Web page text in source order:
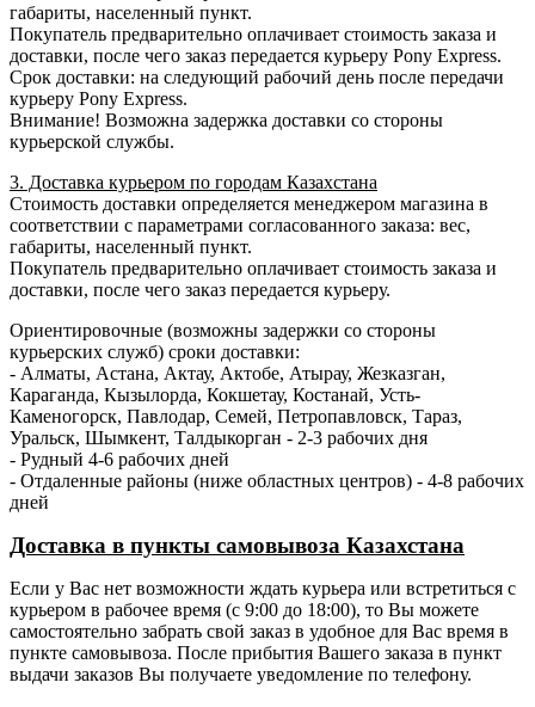
габариты, населенный пункт.
Покупатель предварительно оплачивает стоимость заказа и
доставки, после чего заказ передается курьеру Pony Express.
Срок доставки: на следующий рабочий день после передачи
курьеру Pony Express.
Внимание! Возможна задержка доставки со стороны
курьерской службы.
3. Доставка курьером по городам Казахстана
Стоимость доставки определяется менеджером магазина в
соответствии с параметрами согласованного заказа: вес,
габариты, населенный пункт.
Покупатель предварительно оплачивает стоимость заказа и
доставки, после чего заказ передается курьеру.
Ориентировочные (возможны задержки со стороны
курьерских служб) сроки доставки:
- Алматы, Астана, Актау, Актобе, Атырау, Жезказган,
Караганда, Кызылорда, Кокшетау, Костанай, Усть-
Каменогорск, Павлодар, Семей, Петропавловск, Тараз,
Уральск, Шымкент, Талдыкорган - 2-3 рабочих дня
- Рудный 4-6 рабочих дней
- Отдаленные районы (ниже областных центров) - 4-8 рабочих
дней
Доставка в пункты самовывоза Казахстана
Если у Вас нет возможности ждать курьера или встретиться с
курьером в рабочее время (с 9:00 до 18:00), то Вы можете
самостоятельно забрать свой заказ в удобное для Вас время в
пункте самовывоза. После прибытия Вашего заказа в пункт
выдачи заказов Вы получаете уведомление по телефону.